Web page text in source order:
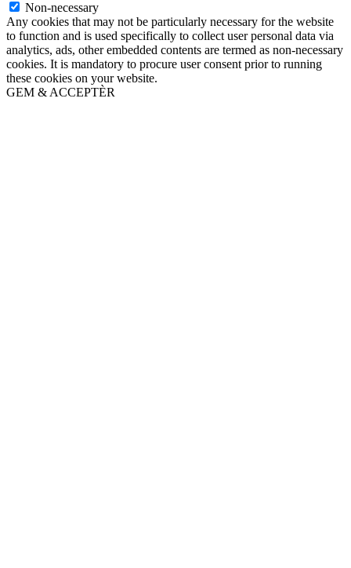
Non-necessary
Any cookies that may not be particularly necessary for the website
to function and is used specifically to collect user personal data via
analytics, ads, other embedded contents are termed as non-necessary
cookies. It is mandatory to procure user consent prior to running
these cookies on your website.
GEM & ACCEPTÈR